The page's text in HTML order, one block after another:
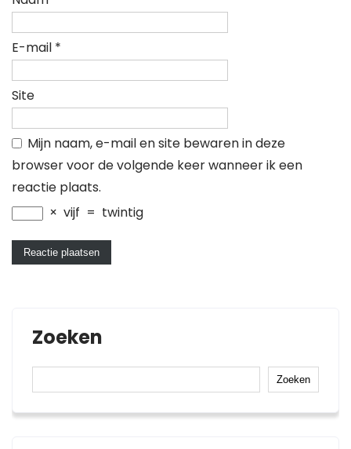
E-mail *
Site
Mijn naam, e-mail en site bewaren in deze
browser voor de volgende keer wanneer ik een
reactie plaats.
× vijf = twintig
Zoeken
Zoeken